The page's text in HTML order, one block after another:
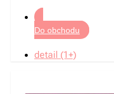
Do obchodu
detail (1+)